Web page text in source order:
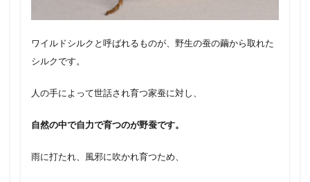
ワイルドシルクと呼ばれるものが、野生の蚕の繭から取れた
シルクです。
人の手によって世話され育つ家蚕に対し、
自然の中で自力で育つのが野蚕です。
雨に打たれ、風邪に吹かれ育つため、